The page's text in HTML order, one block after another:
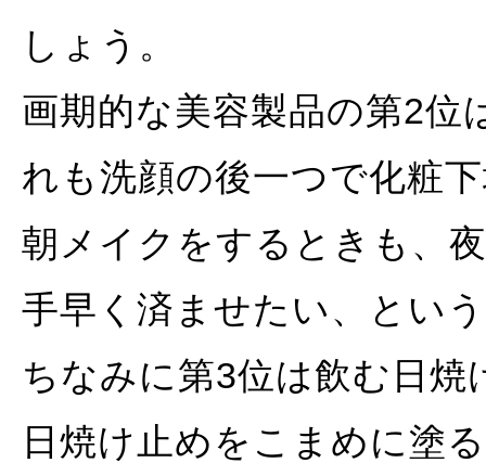
しょう。
画期的な美容製品の第2
れも洗顔の後一つで化粧
朝メイクをするときも、
手早く済ませたい、とい
ちなみに第3位は飲む日
日焼け止めをこまめに塗